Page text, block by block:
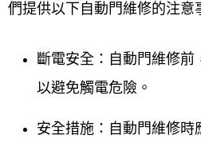
們提供以下自動門維修的注意
斷電安全 ：自動門維修前
以避免觸電危險。
安全措施 ：自動門維修